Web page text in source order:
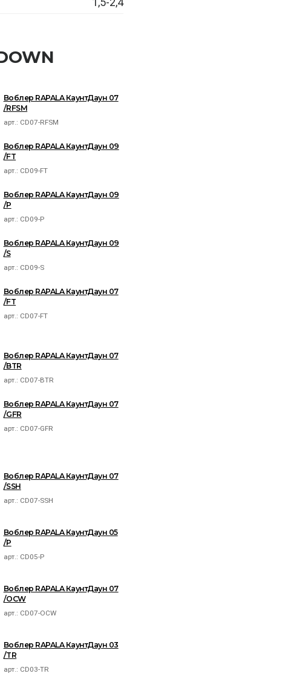
Воблер RAPALA КаунтДаун 07
/RFSM
арт.: CD07-RFSM
Воблер RAPALA КаунтДаун 09
/FT
арт.: CD09-FT
Воблер RAPALA КаунтДаун 09
/P
арт.: CD09-P
Воблер RAPALA КаунтДаун 09
/S
арт.: CD09-S
Воблер RAPALA КаунтДаун 07
/FT
арт.: CD07-FT
Воблер RAPALA КаунтДаун 07
/BTR
арт.: CD07-BTR
Воблер RAPALA КаунтДаун 07
/GFR
арт.: CD07-GFR
Воблер RAPALA КаунтДаун 07
/SSH
арт.: CD07-SSH
Воблер RAPALA КаунтДаун 05
/P
арт.: CD05-P
Воблер RAPALA КаунтДаун 07
/OCW
арт.: CD07-OCW
Воблер RAPALA КаунтДаун 03
/TR
арт.: CD03-TR